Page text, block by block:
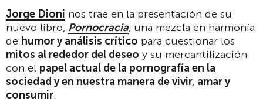
Jorge Dioni nos trae en la presentación de su
nuevo libro, Pornocracia, una mezcla en harmonía
de humor y análisis crítico para cuestionar los
mitos al rededor del deseo y su mercantilización
con el papel actual de la pornografía en la
sociedad y en nuestra manera de vivir, amar y
consumir.